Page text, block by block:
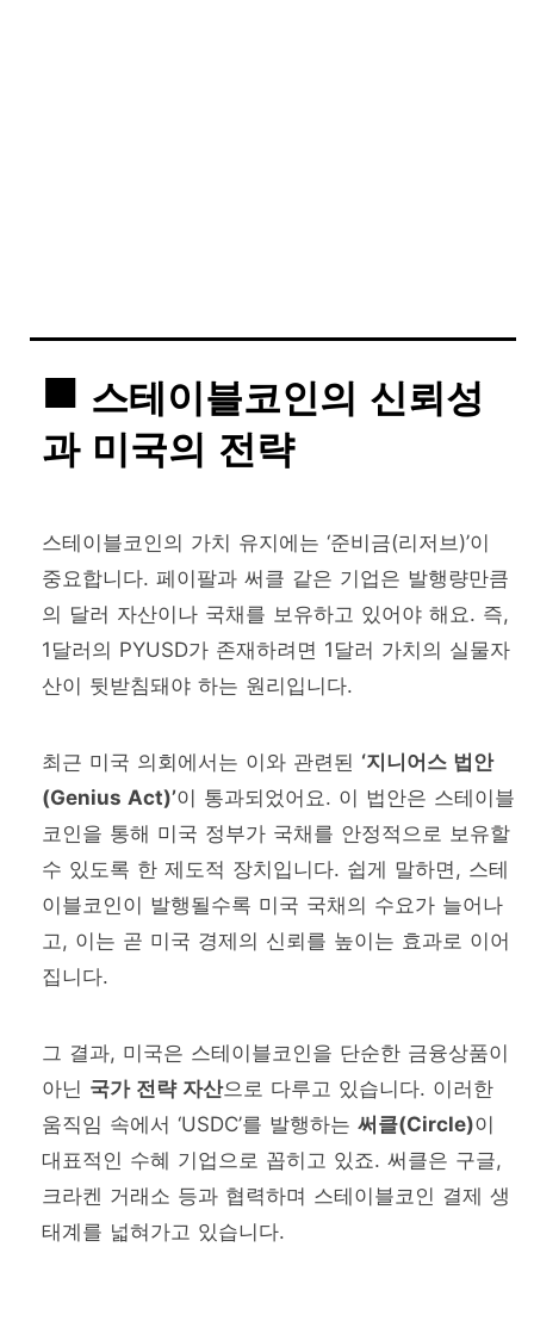
스테이블코인의 신뢰성
과 미국의 전략
스테이블코인의 가치 유지에는 ‘준비금(리저브)’이
중요합니다. 페이팔과 써클 같은 기업은 발행량만큼
의 달러 자산이나 국채를 보유하고 있어야 해요. 즉,
1달러의 PYUSD가 존재하려면 1달러 가치의 실물자
산이 뒷받침돼야 하는 원리입니다.
최근 미국 의회에서는 이와 관련된 ‘지니어스 법안
(Genius Act)’이 통과되었어요. 이 법안은 스테이블
코인을 통해 미국 정부가 국채를 안정적으로 보유할
수 있도록 한 제도적 장치입니다. 쉽게 말하면, 스테
이블코인이 발행될수록 미국 국채의 수요가 늘어나
고, 이는 곧 미국 경제의 신뢰를 높이는 효과로 이어
집니다.
그 결과, 미국은 스테이블코인을 단순한 금융상품이
아닌 국가 전략 자산으로 다루고 있습니다. 이러한
움직임 속에서 ‘USDC’를 발행하는 써클(Circle)이
대표적인 수혜 기업으로 꼽히고 있죠. 써클은 구글,
크라켄 거래소 등과 협력하며 스테이블코인 결제 생
태계를 넓혀가고 있습니다.